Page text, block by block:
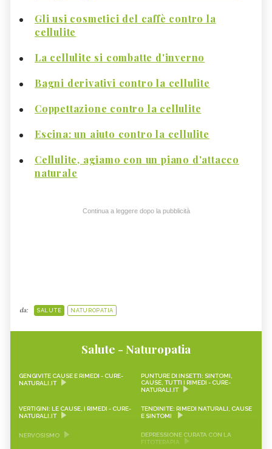
Gli usi cosmetici del caffè contro la
cellulite
La cellulite si combatte d'inverno
Bagni derivativi contro la cellulite
Coppettazione contro la cellulite
Escina: un aiuto contro la cellulite
Cellulite, agiamo con un piano d'attacco
naturale
Continua a leggere dopo la pubblicità
da: SALUTE NATUROPATIA
Salute - Naturopatia
GENGIVITE CAUSE E RIMEDI - CURE-
NATURALI.IT
PUNTURE DI INSETTI: SINTOMI,
CAUSE, TUTTI I RIMEDI - CURE-
NATURALI.IT
VERTIGINI: LE CAUSE, I RIMEDI - CURE-
NATURALI.IT
TENDINITE: RIMEDI NATURALI, CAUSE
E SINTOMI
NERVOSISMO
DEPRESSIONE CURATA CON LA
FITOTERAPIA